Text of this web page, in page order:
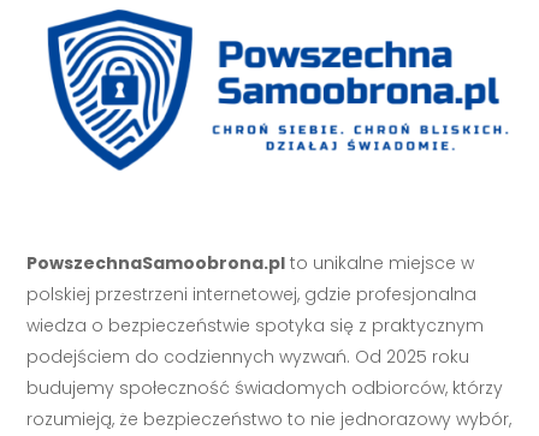
PowszechnaSamoobrona.pl to unikalne miejsce w
polskiej przestrzeni internetowej, gdzie profesjonalna
wiedza o bezpieczeństwie spotyka się z praktycznym
podejściem do codziennych wyzwań. Od 2025 roku
budujemy społeczność świadomych odbiorców, którzy
rozumieją, że bezpieczeństwo to nie jednorazowy wybór,